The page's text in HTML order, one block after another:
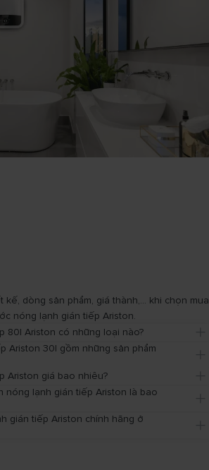
dòng sản phẩm, giá thành,... khi chọn mua
nóng lạnh gián tiếp Ariston.
80l Ariston có những loại nào?
Ariston 30l gồm những sản phẩm
Ariston giá bao nhiêu?
nóng lạnh gián tiếp Ariston là bao
gián tiếp Ariston chính hãng ở